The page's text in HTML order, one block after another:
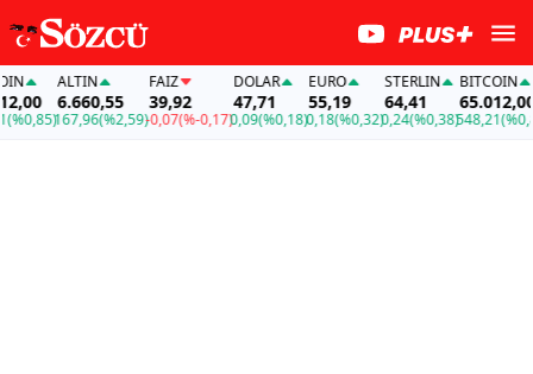
ALTIN
6.660,55
167,96(%2,59)
FAİZ
39,92
-0,07(%-0,17)
DOLAR
47,71
0,09(%0,18)
EURO
55,19
0,18(%0,32)
STERLIN
64,41
0,24(%0,38)
BITCOIN
65.012,00
548,21(%0,85)